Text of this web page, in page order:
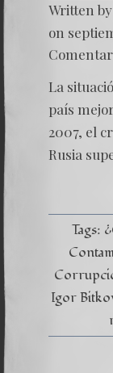
Written by
on
La
país
2007, el
Rusia
Tags:
Igor